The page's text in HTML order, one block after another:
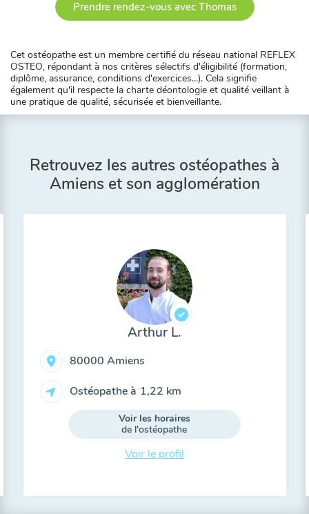
Prendre rendez-vous avec Thomas
Cet ostéopathe est un membre certifié du réseau national REFLEX
OSTEO, répondant à nos critères sélectifs d'éligibilité (formation,
diplôme, assurance, conditions d'exercices...). Cela signifie
également qu'il respecte la charte déontologie et qualité veillant à
une pratique de qualité, sécurisée et bienveillante.
Retrouvez les autres ostéopathes à
Amiens et son agglomération
Arthur L.
80000 Amiens
Ostéopathe à 1,22 km
Voir les horaires
de l'ostéopathe
Voir le profil